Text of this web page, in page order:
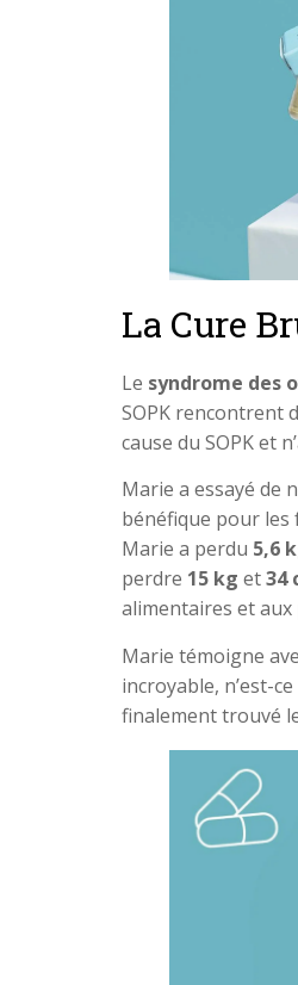
La Cure
Le syndrome des
SOPK rencontrent
cause du SOPK et
Marie a essayé de
bénéfique pour les
Marie a perdu 5,6
perdre 15 kg et34
alimentaires et
Marie témoigne
incroyable, n’est-
finalement trouvé